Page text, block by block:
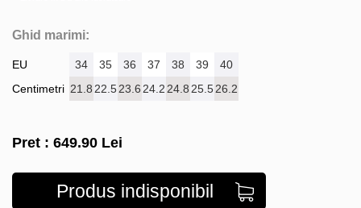
Ghid marimi:
EU
Centimetri
34 35 36 37 38 39
40
21.8 22.523.6 24.2 24.8 25.526.2
Pret : 649.90 Lei
Produs indisponibil